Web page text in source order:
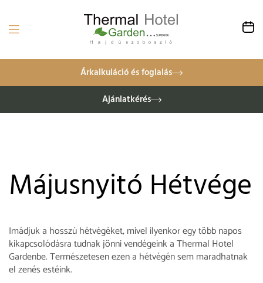
Árkalkuláció és foglalás
Ajánlatkérés
Májusnyitó Hétvége
Imádjuk a hosszú hétvégéket, mivel ilyenkor egy több napos
kikapcsolódásra tudnak jönni vendégeink a Thermal Hotel
Gardenbe. Természetesen ezen a hétvégén sem maradhatnak
el zenés estéink.